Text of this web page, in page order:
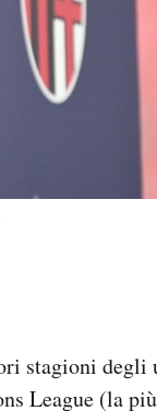
stagioni
League (la